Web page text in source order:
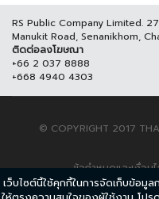
RS Public Company Limited.
Manukit Road, Senanikhom,
ติดต่อลงโฆษณา
+66 2 037 8888
+668 4940 4303
© COPYRIGHT 2017
ข้อกำหนดและเงื่อน
เว็บไซต์นี้ใช้คุกกี้ในการจัดเก็บข้อมู